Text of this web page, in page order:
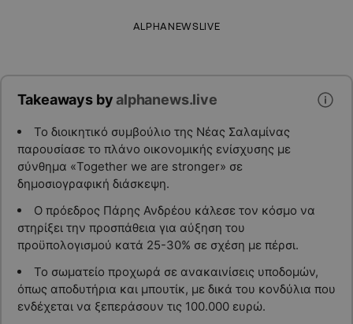
ALPHANEWSLIVE
Takeaways byalphanews.live
Το διοικητικό συμβούλιο της Νέας Σαλαμίνας
παρουσίασε το πλάνο οικονομικής ενίσχυσης με
σύνθημα «Together we are stronger» σε
δημοσιογραφική διάσκεψη.
Ο πρόεδρος Πάρης Ανδρέου κάλεσε τον κόσμο να
στηρίξει την προσπάθεια για αύξηση του
προϋπολογισμού κατά 25-30% σε σχέση με πέρσι.
Το σωματείο προχωρά σε ανακαινίσεις υποδομών,
όπως αποδυτήρια και μπουτίκ, με δικά του κονδύλια που
ενδέχεται να ξεπεράσουν τις 100.000 ευρώ.